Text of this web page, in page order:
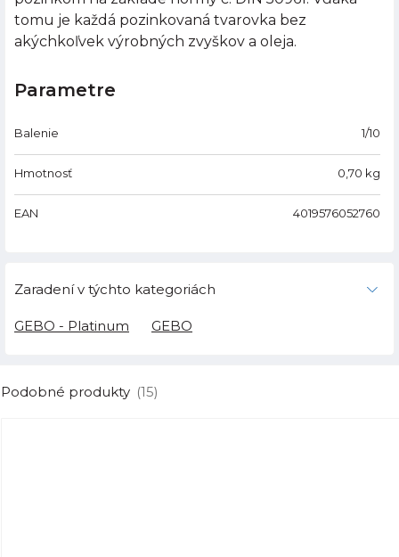
tomu je každá pozinkovaná tvarovka bez
akýchkoľvek výrobných zvyškov a oleja.
Parametre
Balenie 1/10
Hmotnosť 0,70 kg
EAN 4019576052760
Zaradení v týchto kategoriách
GEBO - Platinum GEBO
Podobné produkty (15)